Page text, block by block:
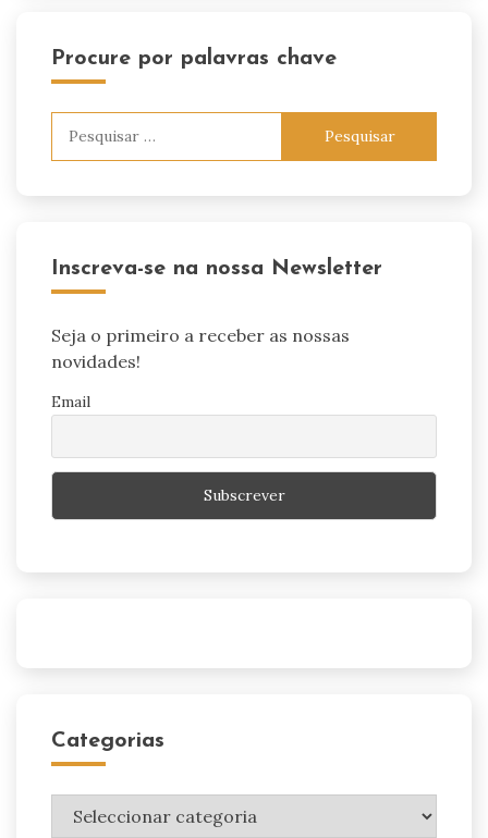
Procure por palavras chave
Inscreva-se na nossa Newsletter
Seja o primeiro a receber as nossas
novidades!
Email
Categorias
Categorias